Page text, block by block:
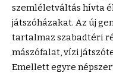
szemléletváltás hívta
játszóházakat. Az új
tartalmaz szabadtéri
mászófalat, vízi
Emellett egyre